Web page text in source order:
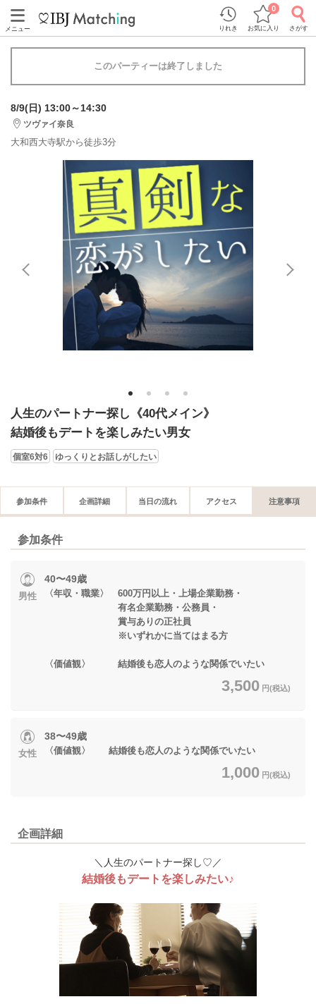
メニュー りれき お気に入り
0
さがす
このパーティーは終了しました
8/9(日) 13:00～14:30
ツヴァイ奈良
大和西大寺駅から徒歩3分
1 2 3 4
人生のパートナー探し《40代メイン》
結婚後もデートを楽しみたい男女
個室6対6 ゆっくりとお話しがしたい
参加条件 企画詳細 当日の流れ アクセス 注意事項
参加条件
男性
40〜49歳
〈年収・職業〉 600万円以上・上場企業勤務・
有名企業勤務・公務員・
賞与ありの正社員
※いずれかに当てはまる方
〈価値観〉 結婚後も恋人のような関係でいたい
3,500 円(税込)
女性
38〜49歳
〈価値観〉 結婚後も恋人のような関係でいたい
1,000 円(税込)
企画詳細
＼人生のパートナー探し♡／
結婚後もデートを楽しみたい♪